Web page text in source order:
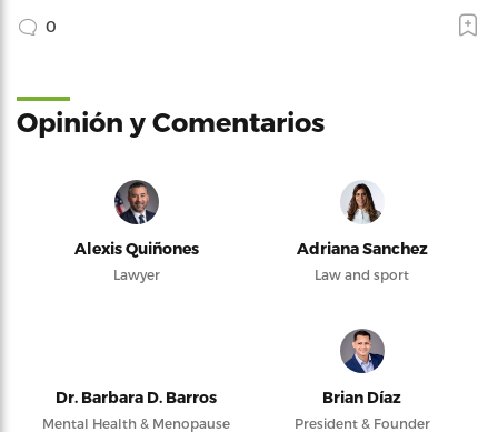
0
Opinión y Comentarios
Alexis Quiñones
Lawyer
Adriana Sanchez
Law and sport
Dr. Barbara D. Barros
Mental Health & Menopause
Brian Díaz
President & Founder